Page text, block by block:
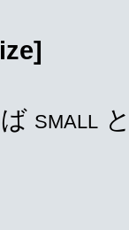
SMALL